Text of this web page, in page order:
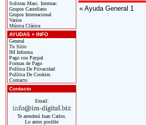
Solistas Masc. Internac.
Grupos Castellano
Grupos Internacional
Varios
Música Clásica
AYUDAS + INFO
General
Tu Sitio
IM Informa
Pago con Paypal
Formas de Pago
Política De Privacidad
Política De Cookies
Contacto
Contacto
Email:
Te atenderá Juan Carlos.
Lo antes posible
« Ayuda General 1